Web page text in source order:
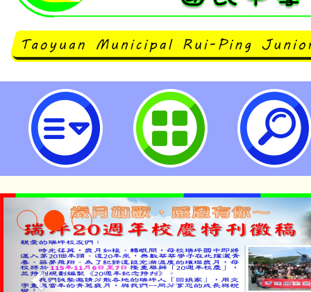
有關本市所屬公立高級中等以下學
人員遷調或介聘後之尚未休畢各項
原補休期限內攜至新任職學校續行
坪國民中學